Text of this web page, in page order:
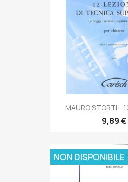
MAURO STORTI -
9,89 €
NON DISPONIBILE